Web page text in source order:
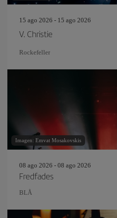
15 ago 2026 - 15 ago 2026
V. Christie
Rockefeller
Imagen: Emvat Mosakovskis
08 ago 2026 - 08 ago 2026
Fredfades
BLÅ